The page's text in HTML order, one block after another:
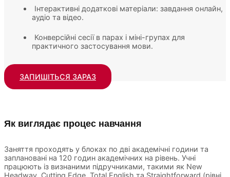
Інтерактивні додаткові матеріали: завдання онлайн,
аудіо та відео.
Конверсійні сесії в парах і міні-групах для
практичного застосування мови.
ЗАПИШІТЬСЯ ЗАРАЗ
Як виглядає процес навчання
Заняття проходять у блоках по дві академічні години та
заплановані на 120 годин академічних на рівень. Учні
працюють із визнаними підручниками, такими як New